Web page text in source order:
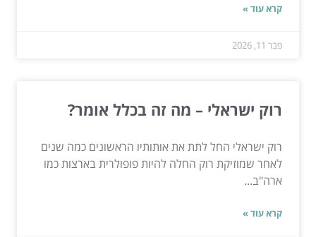
קרא עוד »
פבר 11, 2026
רוק ישראלי – מה זה בכלל אומר?
רוק ישראלי החל לתת את אותותיו הראשונים כמה שנים
לאחר שמוזיקת רוק החלה להיות פופולרית בארצות כמו
ארה"ב...
קרא עוד »